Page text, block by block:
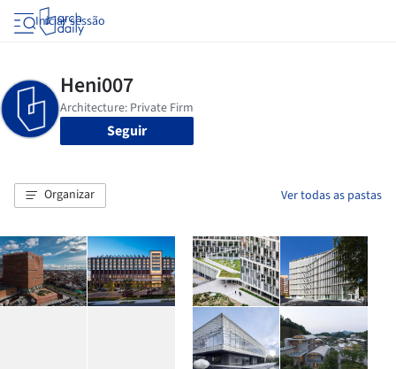
Iniciar sessão
Seguir
Organizar Ver todas as pastas